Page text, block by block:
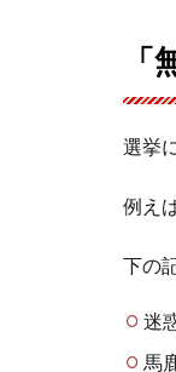
選挙
例え
下の
迷
馬